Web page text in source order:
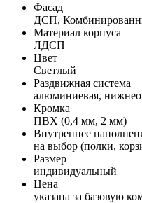
Фасад
ДСП,
Материал корпуса
ЛДСП
Цвет
Светлый
Раздвижная система
алюминиевая,
Кромка
ПВХ (0,4 мм, 2 мм)
Внутреннее
на выбор (полки,
Размер
индивидуальный
Цена
указана за базовую